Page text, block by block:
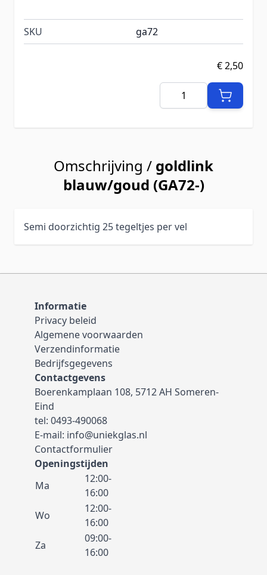
SKU ga72
€ 2,50
Aantal
Omschrijving / goldlink
blauw/goud (GA72-)
Semi doorzichtig 25 tegeltjes per vel
Informatie
Privacy beleid
Algemene voorwaarden
Verzendinformatie
Bedrijfsgegevens
Contactgevens
Boerenkamplaan 108, 5712 AH Someren-
Eind
tel: 0493-490068
E-mail: info@uniekglas.nl
Contactformulier
Openingstijden
Ma
12:00-
16:00
Wo
12:00-
16:00
Za
09:00-
16:00